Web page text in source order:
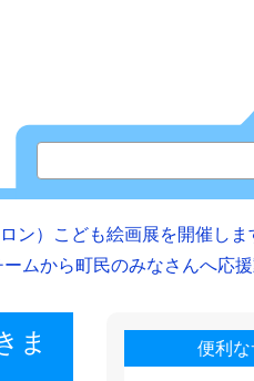
ン）こども絵画展を開催しま
ムから町民のみなさんへ応
ま 便利な